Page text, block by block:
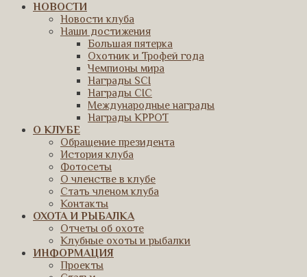
НОВОСТИ
Новости клуба
Наши достижения
Большая пятерка
Охотник и Трофей года
Чемпионы мира
Награды SCI
Награды CIC
Международные награды
Награды КРРОТ
О КЛУБЕ
Обращение президента
История клуба
Фотосеты
О членстве в клубе
Стать членом клуба
Контакты
ОХОТА И РЫБАЛКА
Отчеты об охоте
Клубные охоты и рыбалки
ИНФОРМАЦИЯ
Проекты